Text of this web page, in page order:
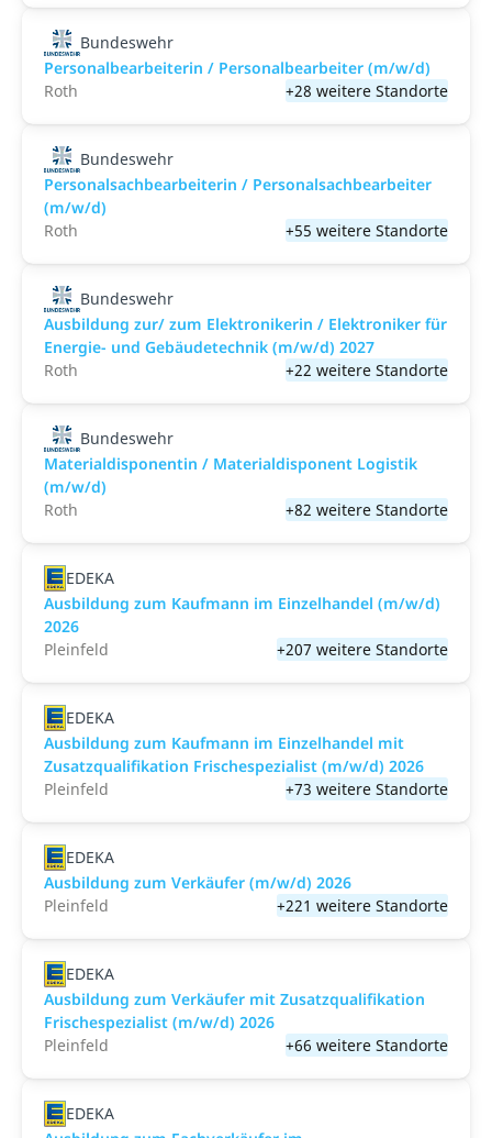
Bundeswehr
Personalbearbeiterin / Personalbearbeiter (m/w/d)
Roth
+28 weitere Standorte
Bundeswehr
Personalsachbearbeiterin / Personalsachbearbeiter
(m/w/d)
Roth
+55 weitere Standorte
Bundeswehr
Ausbildung zur/ zum Elektronikerin / Elektroniker für
Energie- und Gebäudetechnik (m/w/d) 2027
Roth
+22 weitere Standorte
Bundeswehr
Materialdisponentin / Materialdisponent Logistik
(m/w/d)
Roth
+82 weitere Standorte
EDEKA
Ausbildung zum Kaufmann im Einzelhandel (m/w/d)
2026
Pleinfeld
+207 weitere Standorte
EDEKA
Ausbildung zum Kaufmann im Einzelhandel mit
Zusatzqualifikation Frischespezialist (m/w/d) 2026
Pleinfeld
+73 weitere Standorte
EDEKA
Ausbildung zum Verkäufer (m/w/d) 2026
Pleinfeld
+221 weitere Standorte
EDEKA
Ausbildung zum Verkäufer mit Zusatzqualifikation
Frischespezialist (m/w/d) 2026
Pleinfeld
+66 weitere Standorte
EDEKA